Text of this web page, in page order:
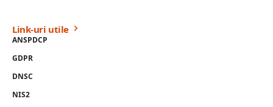
Link-uri utile
ANSPDCP
GDPR
DNSC
NIS2